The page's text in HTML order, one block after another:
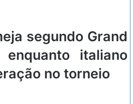
segundo Grand
enquanto italiano
no torneio